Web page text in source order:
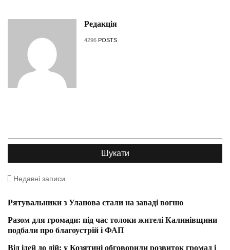
Редакція
4296 POSTS
Недавні записи
Рятувальники з Уланова стали на заваді вогню
Разом для громади: під час толоки жителі Калинівщини
подбали про благоустрій і ФАП
Від ідей до дій: у Козятині обговорили розвиток громад і